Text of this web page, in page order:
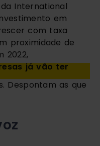
International
em
com taxa
proximidade de
2022,
já vão ter
Despontam as que